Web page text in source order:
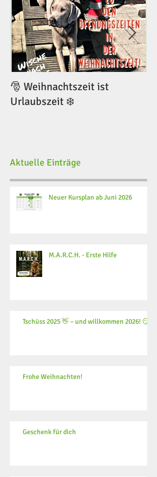
🎅 Weihnachtszeit ist
Urlaubszeit ❄️
Aktuelle Einträge
Neuer Kursplan ab Juni 2026
M.A.R.C.H. - Erste Hilfe
Tschüss 2025 👋 – und willkommen 2026! 😏
Frohe Weihnachten!
Geschenk für dich